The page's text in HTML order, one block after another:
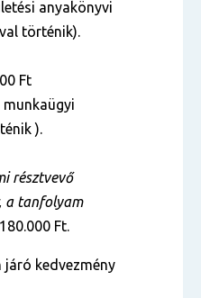
anyakönyvi
történik).
Ft
munkaügyi
).
résztvevő
a tanfolyam
Ft.
kedvezmény